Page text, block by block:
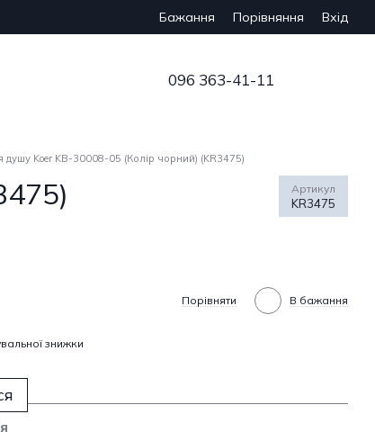
Бажання Порівняння Вхід
096 363-41-11
душу Koer KB-30008-05 (Колір чорний) (KR3475)
Артикул
KR3475
Порівняти В бажання
знижки